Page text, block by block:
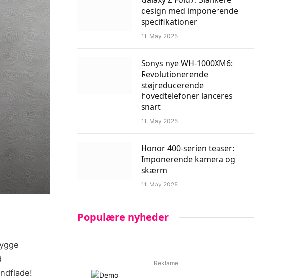
design med imponerende
specifikationer
11. May 2025
Sonys nye WH-1000XM6:
Revolutionerende
støjreducerende
hovedtelefoner lanceres
snart
11. May 2025
Honor 400-serien teaser:
Imponerende kamera og
skærm
11. May 2025
Populære nyheder
Reklame